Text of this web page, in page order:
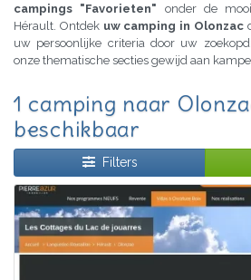
campings "Favorieten" onder de
Hérault. Ontdek uw camping in Olonzac
uw persoonlijke criteria door uw
onze thematische secties gewijd aan
1 camping naar
beschikbaar
Filters